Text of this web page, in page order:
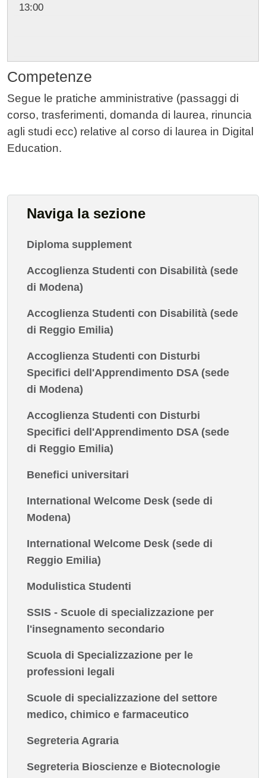
13:00
Competenze
Segue le pratiche amministrative (passaggi di
corso, trasferimenti, domanda di laurea, rinuncia
agli studi ecc) relative al corso di laurea in Digital
Education.
Naviga la sezione
Diploma supplement
Accoglienza Studenti con Disabilità (sede
di Modena)
Accoglienza Studenti con Disabilità (sede
di Reggio Emilia)
Accoglienza Studenti con Disturbi
Specifici dell'Apprendimento DSA (sede
di Modena)
Accoglienza Studenti con Disturbi
Specifici dell'Apprendimento DSA (sede
di Reggio Emilia)
Benefici universitari
International Welcome Desk (sede di
Modena)
International Welcome Desk (sede di
Reggio Emilia)
Modulistica Studenti
SSIS - Scuole di specializzazione per
l'insegnamento secondario
Scuola di Specializzazione per le
professioni legali
Scuole di specializzazione del settore
medico, chimico e farmaceutico
Segreteria Agraria
Segreteria Bioscienze e Biotecnologie